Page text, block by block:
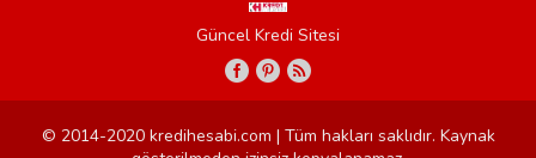
Güncel Kredi Sitesi
© 2014-2020 kredihesabi.com | Tüm hakları saklıdır. Kaynak